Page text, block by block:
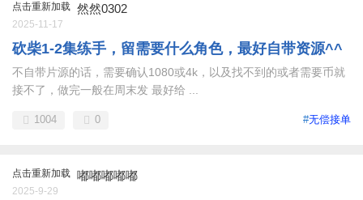
点击重新加载 然然0302
2025-11-17
砍柴1-2集练手，留需要什么角色，最好自带资源^^
不自带片源的话，需要确认1080或4k，以及找不到的或者需要币就
接不了，做完一般在周末发 最好给 ...
#无偿接单
1004 0
点击重新加载 嘟嘟嘟嘟嘟
2025-9-29